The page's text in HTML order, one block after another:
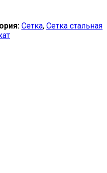
Сетка, Сетка стальная